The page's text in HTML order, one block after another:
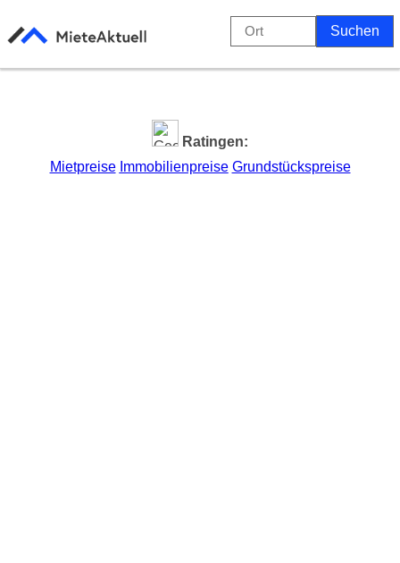
Ratingen:
Mietpreise Immobilienpreise Grundstückspreise